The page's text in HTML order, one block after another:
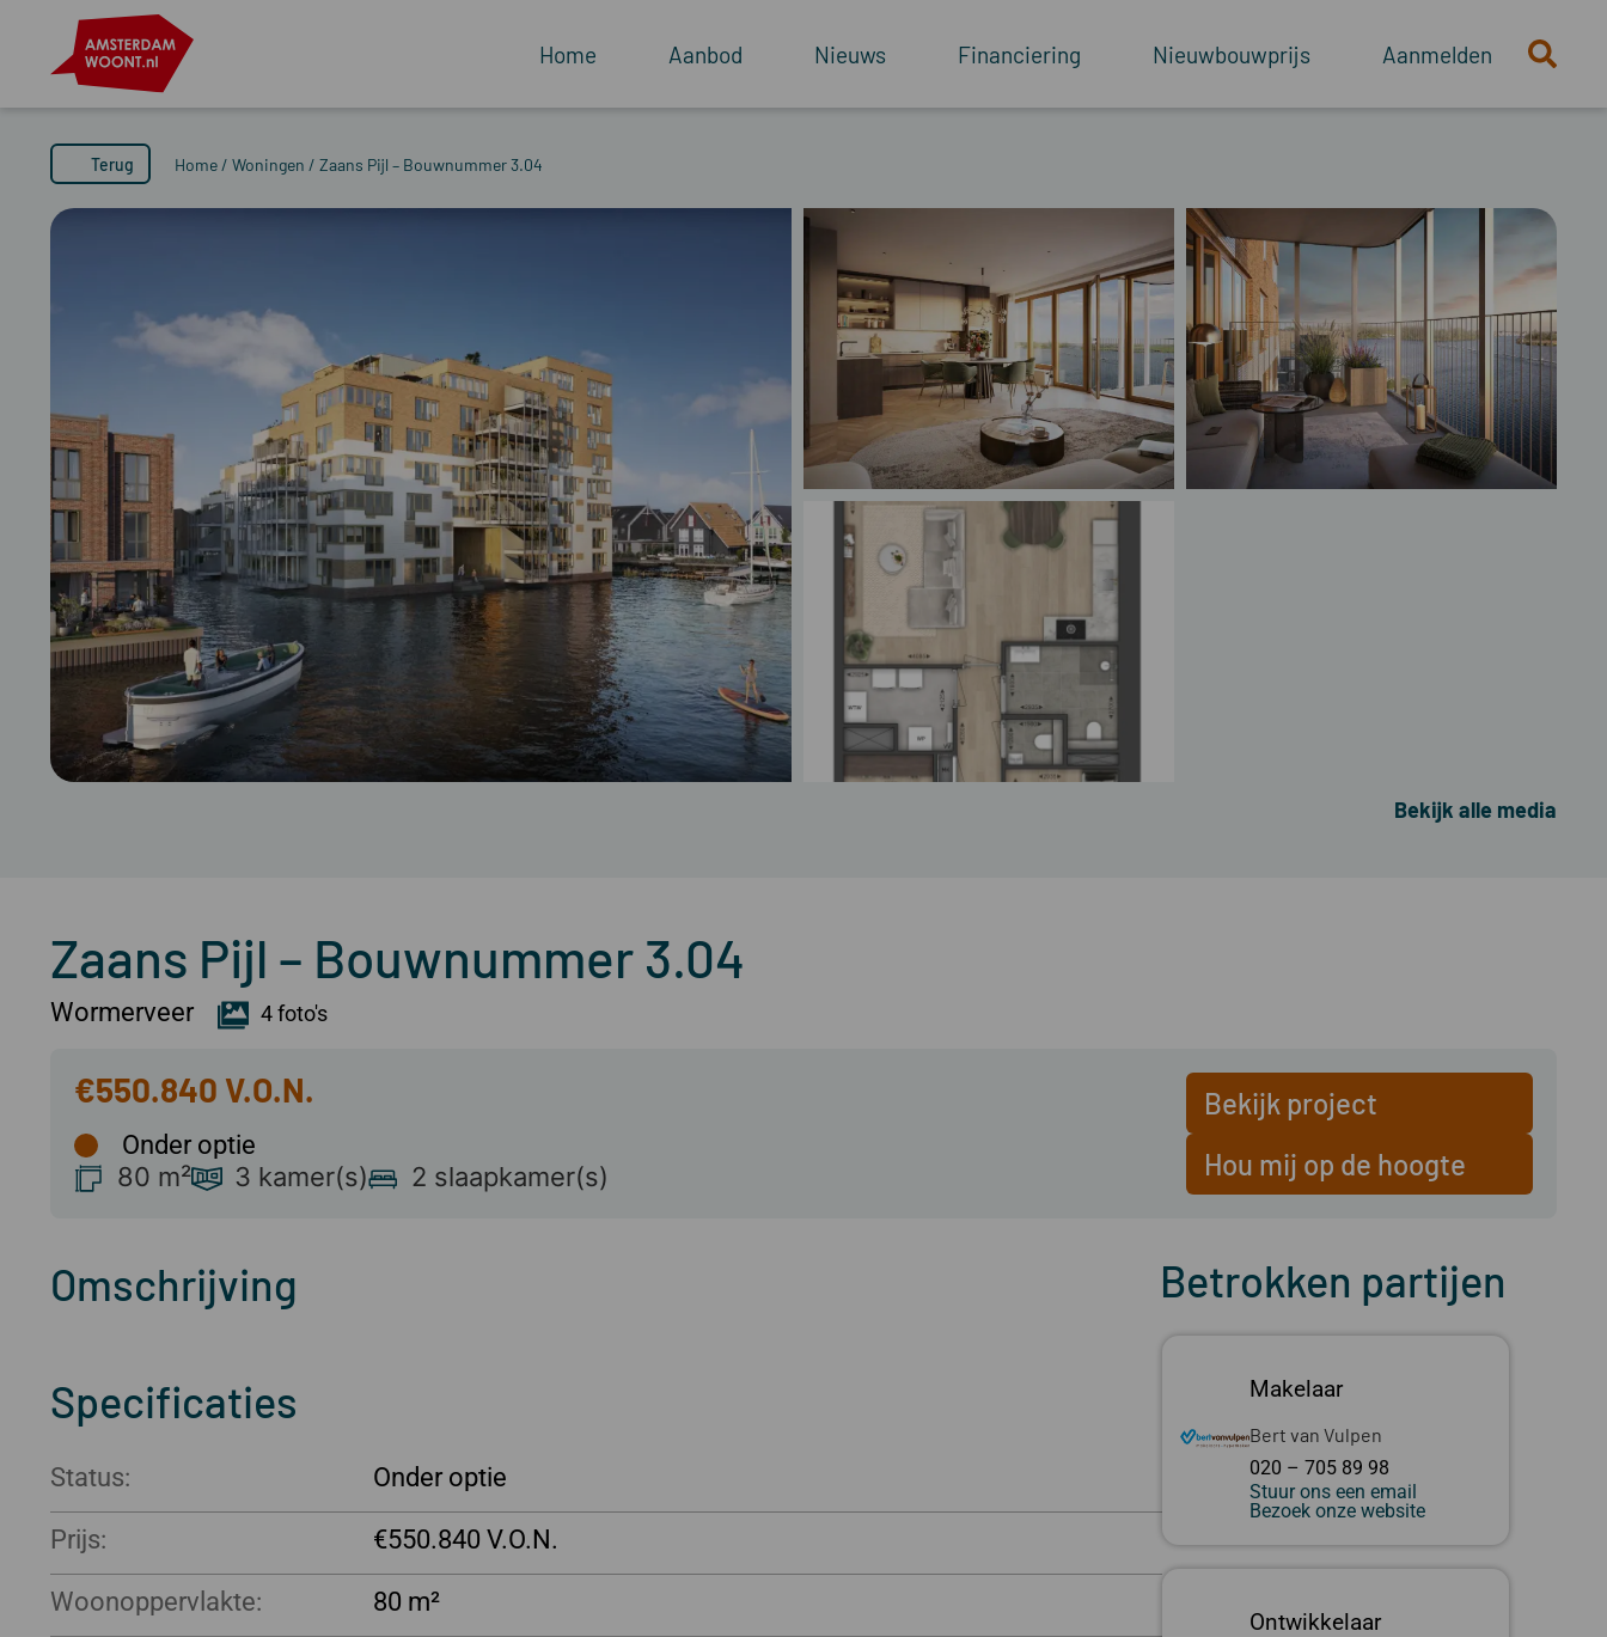
Home Aanbod Nieuws Financiering Nieuwbouwprijs Aanmelden
Terug Home / Woningen / Zaans Pijl – Bouwnummer 3.04
Bekijk alle media
Zaans Pijl – Bouwnummer 3.04
Wormerveer 4 foto's
€550.840
Onder optie
80 m² 3 kamer(s) 2 slaapkamer(s)
Bekijk project
Hou mij op de hoogte
Omschrijving
Specificaties
Status: Onder optie
Prijs: €550.840
Woonoppervlakte: 80 m²
Betrokken partijen
Makelaar
Bert van Vulpen
020 – 705 89 98
Stuur ons een email
Bezoek onze website
Ontwikkelaar